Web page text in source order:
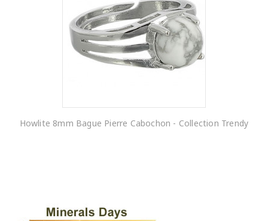
Howlite 8mm Bague Pierre Cabochon - Collection Trendy